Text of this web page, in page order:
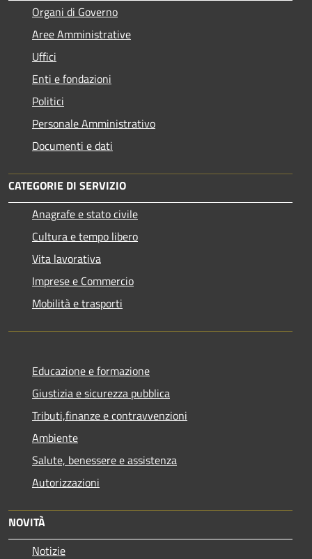
Organi di Governo
Aree Amministrative
Uffici
Enti e fondazioni
Politici
Personale Amministrativo
Documenti e dati
CATEGORIE DI SERVIZIO
Anagrafe e stato civile
Cultura e tempo libero
Vita lavorativa
Imprese e Commercio
Mobilità e trasporti
Educazione e formazione
Giustizia e sicurezza pubblica
Tributi,finanze e contravvenzioni
Ambiente
Salute, benessere e assistenza
Autorizzazioni
NOVITÀ
Notizie